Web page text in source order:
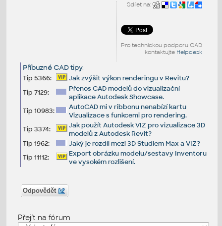
Sdílet na:
Pro technickou podporu CAD
kontaktujte Helpdesk
Příbuzné CAD tipy:
Tip 5366:
Jak zvýšit výkon renderingu v Revitu?
Tip 7129:
Přenos CAD modelů do vizualizační
aplikace Autodesk Showcase.
Tip 10983:
AutoCAD mi v ribbonu nenabízí kartu
Vizualizace s funkcemi pro rendering.
Tip 3374:
Jak použít Autodesk VIZ pro vizualizace 3D
modelů z Autodesk Revit?
Tip 1962:
Jaký je rozdíl mezi 3D Studiem Max a VIZ?
Tip 11112:
Export obrázku modelu/sestavy Inventoru
ve vysokém rozlišení.
Odpovědět
Přejít na fórum